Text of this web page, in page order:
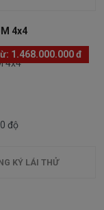
4x4
1.468.000.000 đ
độ
KÝ LÁI THỬ